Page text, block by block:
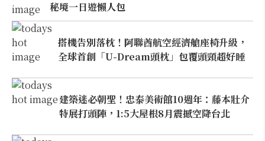
秘境一日遊懶人包
搭機告別落枕！阿聯酋航空經濟艙座椅升級，
全球首創「U-Dream頭枕」包覆頭頸超好睡
建築迷必朝聖！忠泰美術館10週年：藤本壯介
特展打頭陣，1:5大屋根8月震撼空降台北